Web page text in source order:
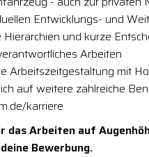
Entwicklungs- und
Hierarchien und kurze
Arbeiten
Arbeitszeitgestaltung mit
auf weitere zahlreiche
karriere
das Arbeiten auf
Bewerbung.